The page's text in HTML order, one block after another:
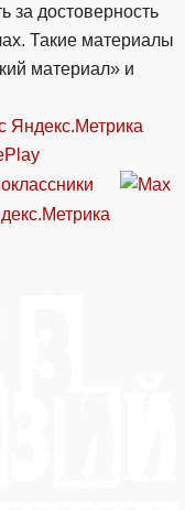
за достоверность
Такие материалы
материал» и
Яндекс.Метрика